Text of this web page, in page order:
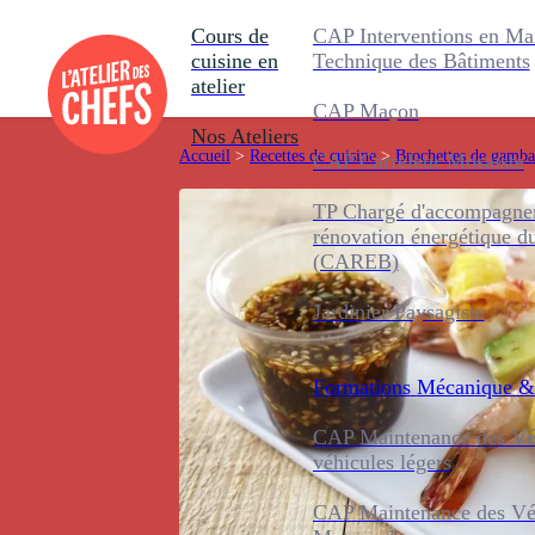
Cours de
cuisine en
atelier
Nos Ateliers
CAP Interventions en
Technique des Bâtiments
CAP Maçon
CAP Carreleur Mosaïste
TP Chargé
rénovation énergétique
(CAREB)
Jardinier Paysagiste
Formations Mécanique
CAP Maintenance des
véhicules légers
CAP Maintenance des
Accueil > Recettes de cuisine > Brochettes de